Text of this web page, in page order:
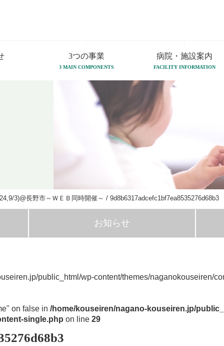
3つの事業
3 MAIN COMPONENTS
病院・施設案内
FACILITY INFORMATION
3)@長野市～ＷＥＢ同時開催～ / 9d8b6317adcefc1bf7ea8535276d68b3
お知らせ
public_html/wp-content/themes/naganokouseiren/
on false in /home/kouseiren/nagano-kouseiren.jp/
single.php on line 29